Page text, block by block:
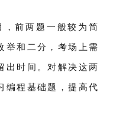
前两题一般较为简
举和二分，考场上需
出时间。对解决这两
编程基础题，提高代